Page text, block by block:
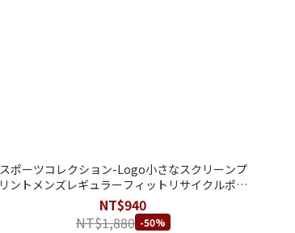
スポーツコレクション-Logo小さなスクリーンプ
リントメンズレギュラーフィットリサイクルポス
トコンシューマーポリエステルTシャツ
NT$940
NT$1,880 -50%